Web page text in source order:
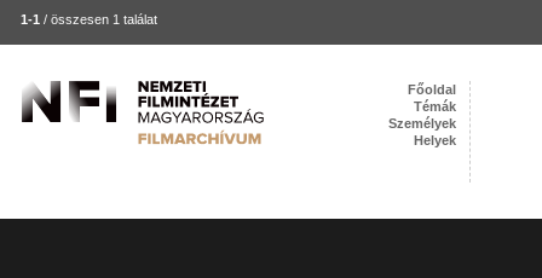
1-1 / összesen 1 találat
Főoldal
Témák
Személyek
Helyek